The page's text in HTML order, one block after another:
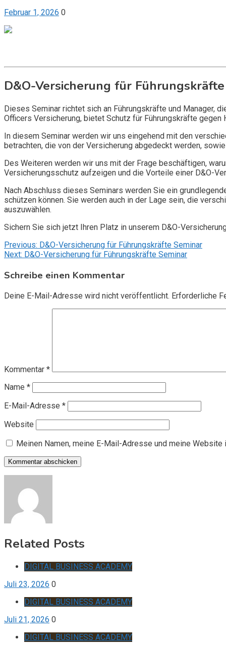
Februar 1, 2026 0
D&O-Versicherung für
Dieses Seminar richtet sich an Führungskräfte und Manager,
Officers Versicherung, bietet Schutz für Führungskräfte
In diesem Seminar werden wir uns eingehend mit den
betrachten, die von der Versicherung abgedeckt werden,
Des Weiteren werden wir uns mit der Frage beschäftigen,
Versicherungsschutz aufzeigen und die Vorteile einer D&O-
Nach Abschluss dieses Seminars werden Sie ein
schützen können. Sie werden auch in der Lage sein, die
auszuwählen.
Sichern Sie sich jetzt Ihren Platz in unserem D&O-
Beitragsnavigation
Previous: D&O-Versicherung für Führungskräfte Seminar
Next: D&O-Versicherung für Führungskräfte Seminar
Schreibe einen Kommentar
Deine E-Mail-Adresse wird nicht veröffentlicht. Erforderliche
Kommentar *
Name *
E-Mail-Adresse *
Website
Meinen Namen, meine E-Mail-Adresse und meine
Related Posts
DIGITAL BUSINESS ACADEMY
Juli 23, 2026 0
DIGITAL BUSINESS ACADEMY
Juli 21, 2026 0
DIGITAL BUSINESS ACADEMY